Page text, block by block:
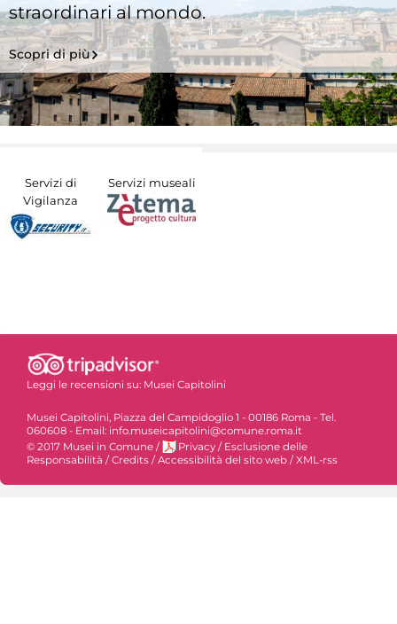
straordinari al mondo.
Scopri di più
Servizi di
Vigilanza
Servizi museali
Leggi le recensioni su: Musei Capitolini
Musei Capitolini, Piazza del Campidoglio 1 - 00186 Roma - Tel.
060608 - Email: info.museicapitolini@comune.roma.it
© 2017 Musei in Comune / Privacy / Esclusione delle
Responsabilità /Credits /Accessibilità del sito web /XML-rss